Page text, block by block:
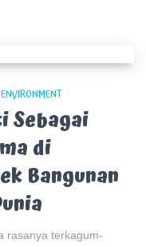
ENVIRONMENT
Sebagai
di
Bangunan
rasanya terkagum-